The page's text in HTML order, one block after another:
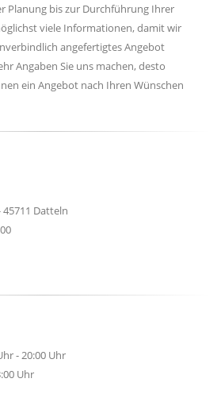
Planung bis zur Durchführung Ihrer
viele Informationen, damit wir
angefertigtes Angebot
Angaben Sie uns machen, desto
ein Angebot nach Ihren Wünschen
45711 Datteln
- 20:00 Uhr
Uhr